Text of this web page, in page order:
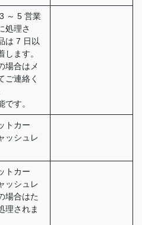
～ 5 営業
処理さ
は 7 日以
します。
場合はメ
ご連絡く
です。
トカー
ッシュレ
トカー
ッシュレ
場合はた
理されま